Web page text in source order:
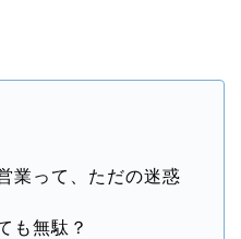
業って、ただの迷惑
も無駄？